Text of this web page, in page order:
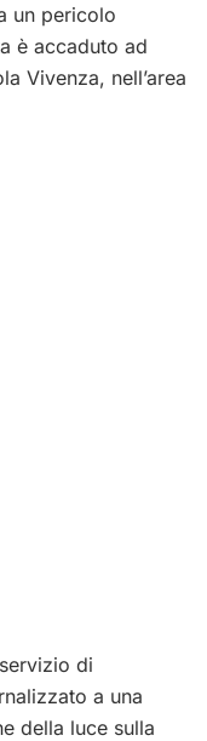
un pericolo
è accaduto ad
Vivenza, nell’area
di
a una
della luce sulla